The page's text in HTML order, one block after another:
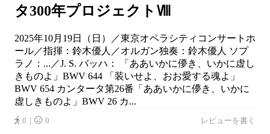
タ300年プロジェクトⅧ
2025年10月19日（日）／東京オペラシティコンサートホ
ール／指揮：鈴木優人／オルガン独奏：鈴木優人 ソプ
ラノ：...／J. S. バッハ： 「ああいかに儚き、いかに虚し
きものよ」BWV 644 「装いせよ、おお愛する魂よ」
BWV 654 カンタータ第26番「ああいかに儚き、いかに
虚しきものよ」BWV 26 カ...
0｜ 0 レビューを書く